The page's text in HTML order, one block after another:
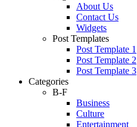
About Us
Contact Us
Widgets
Post Templates
Post Template 1
Post Template 2
Post Template 3
Categories
B-F
Business
Culture
Entertainment